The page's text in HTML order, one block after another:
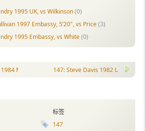
1995 UK, vs Wilkinson(0)
1997 Embassy, 5’20", vs Price(3)
1995 Embassy, vs White(0)
Masters, vs White147: Steve Davis 1982 Lada
标签
147